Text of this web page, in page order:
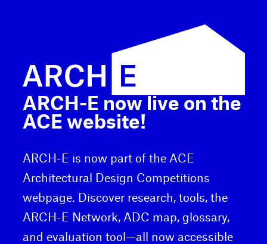
ARCH-E now live on the
ACE website!
ARCH-E is now part of the ACE
Architectural Design Competitions
webpage. Discover research, tools, the
ARCH-E Network, ADC map, glossary,
and evaluation tool—all now accessible